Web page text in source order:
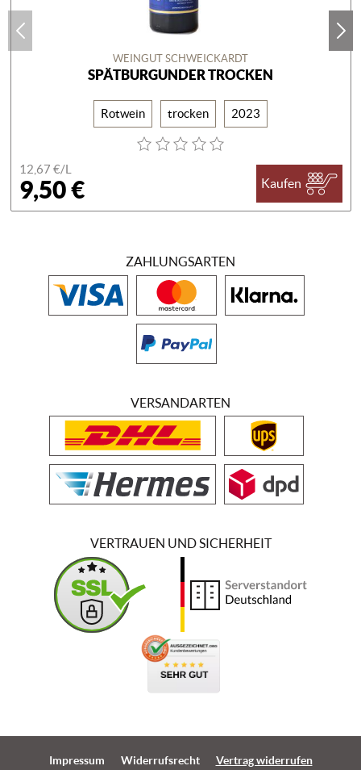
WEINGUT SCHWEICKARDT
SPÄTBURGUNDER TROCKEN
Rotwein trocken 2023
12,67 €/L
9,50 € Kaufen
ZAHLUNGSARTEN
VERSANDARTEN
VERTRAUEN UND SICHERHEIT
Impressum Widerrufsrecht Vertrag widerrufen